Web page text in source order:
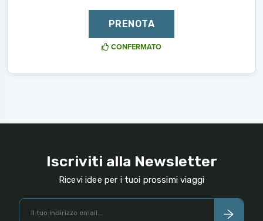
PRENOTA
CONFERMATO
Iscriviti alla Newsletter
Ricevi idee per i tuoi prossimi viaggi